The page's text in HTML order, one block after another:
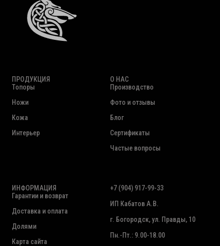
ПРОДУКЦИЯ
Топоры
Ножи
Кожа
Интерьер
О НАС
Производство
Фото и отзывы
Блог
Сертификаты
Частые вопросы
ИНФОРМАЦИЯ
Гарантии и возврат
Доставка и оплата
Долями
Карта сайта
+7 (904) 917-99-33
ИП Кабатов А.В.
г. Богородск, ул. Правды, 10
Пн.-Пт.: 9.00-18.00